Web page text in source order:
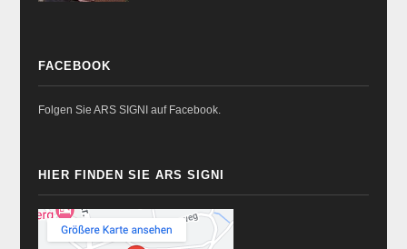
FACEBOOK
Folgen Sie ARS SIGNI auf Facebook.
HIER FINDEN SIE ARS SIGNI